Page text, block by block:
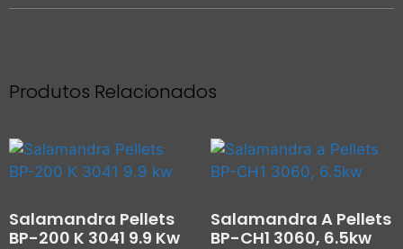
Produtos Relacionados
Salamandra Pellets
BP-200 K 3041 9.9 Kw
Salamandra A Pellets
BP-CH1 3060, 6.5kw